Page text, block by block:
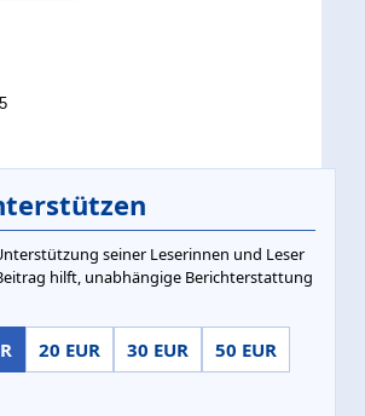
seiner Leserinnen und Leser
hilft, unabhängige Berichterstattung
20 EUR 30 EUR
50 EUR